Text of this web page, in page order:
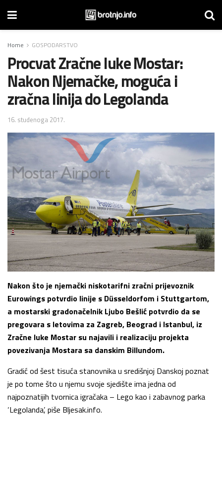
Home GOSPODARSTVO
Procvat Zračne luke Mostar:
Nakon Njemačke, moguća i
zračna linija do Legolanda
16. studenoga 2017.
Nakon što je njemački niskotarifni zračni prijevoznik
Eurowings potvrdio linije s Düsseldorfom i Stuttgartom,
a mostarski gradonačelnik Ljubo Bešlić potvrdio da se
pregovara s letovima za Zagreb, Beograd i Istanbul, iz
Zračne luke Mostar su najavili i realizaciju projekta
povezivanja Mostara sa danskim Billundom.
Gradić od šest tisuća stanovnika u središnjoj Danskoj poznat
je po tome što u njemu svoje sjedište ima jedna od
najpoznatijih tvornica igračaka – Lego kao i zabavnog parka
‘Legolanda’, piše Bljesak.info.